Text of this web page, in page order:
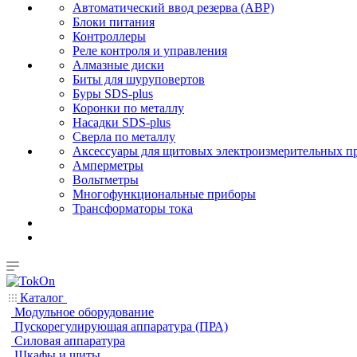
Автоматический ввод резерва (АВР)
Блоки питания
Контроллеры
Реле контроля и управления
Алмазные диски
Биты для шуруповертов
Буры SDS-plus
Коронки по металлу
Насадки SDS-plus
Сверла по металлу
Аксессуары для щитовых электроизмерительных
Амперметры
Вольтметры
Многофункциональные приборы
Трансформаторы тока
Каталог
Модульное оборудование
Пускорегулирующая аппаратура (ПРА)
Силовая аппаратура